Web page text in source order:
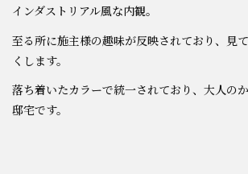
イベント情報
ブログ
インダストリアル風な内観。
至る所に施主様の趣味が反映されており、見
くします。
落ち着いたカラーで統一されており、大人の
邸宅です。